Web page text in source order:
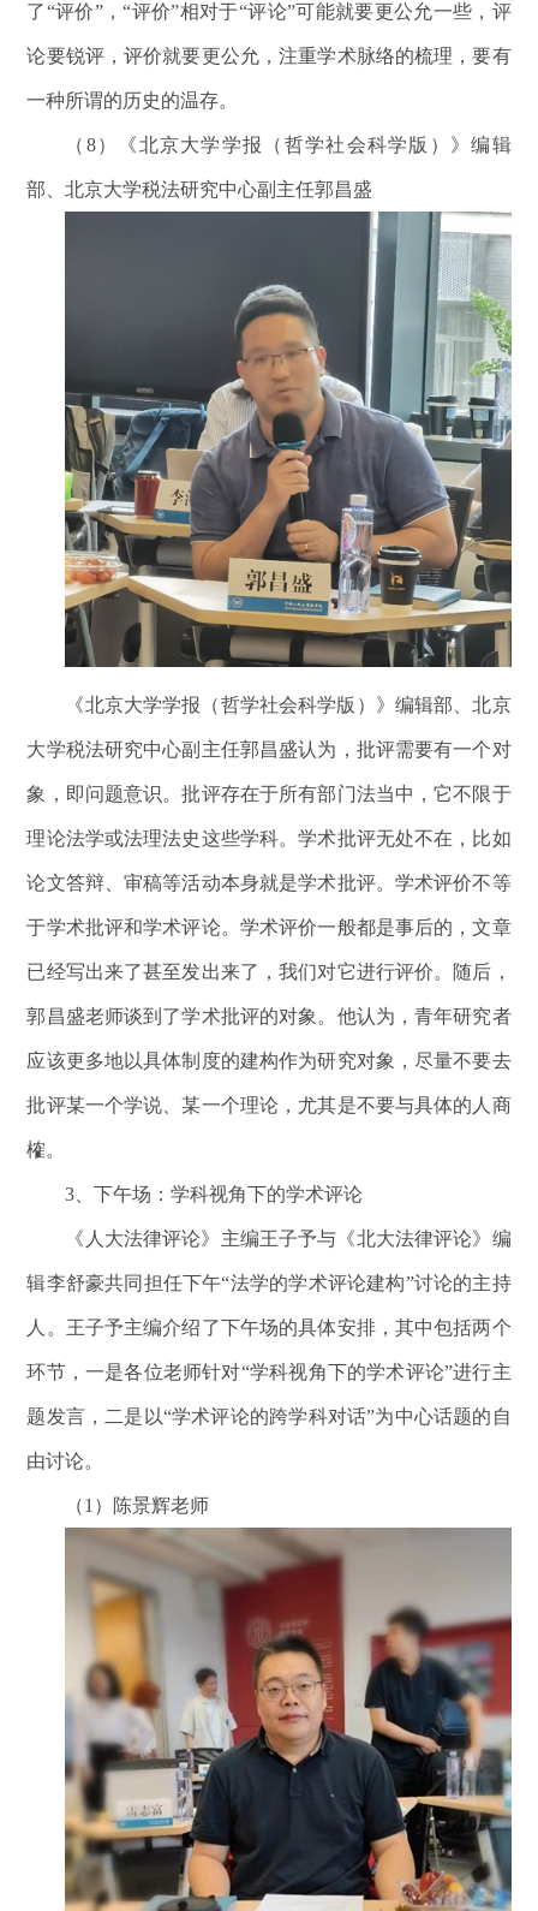
了“评价”，“评价”相对于“评论”可能就要更公允一些，评
论要锐评，评价就要更公允，注重学术脉络的梳理，要有
一种所谓的历史的温存。
（8）《北京大学学报（哲学社会科学版）》编辑
部、北京大学税法研究中心副主任郭昌盛
《北京大学学报（哲学社会科学版）》编辑部、北京
大学税法研究中心副主任郭昌盛认为，批评需要有一个对
象，即问题意识。批评存在于所有部门法当中，它不限于
理论法学或法理法史这些学科。学术批评无处不在，比如
论文答辩、审稿等活动本身就是学术批评。学术评价不等
于学术批评和学术评论。学术评价一般都是事后的，文章
已经写出来了甚至发出来了，我们对它进行评价。随后，
郭昌盛老师谈到了学术批评的对象。他认为，青年研究者
应该更多地以具体制度的建构作为研究对象，尽量不要去
批评某一个学说、某一个理论，尤其是不要与具体的人商
榷。
3 、下午场：学科视角下的学术评论
《人大法律评论》主编王子予与《北大法律评论》编
辑李舒豪共同担任下午“法学的学术评论建构”讨论的主持
人。王子予主编介绍了下午场的具体安排，其中包括两个
环节，一是各位老师针对“学科视角下的学术评论”进行主
题发言，二是以“学术评论的跨学科对话”为中心话题的自
由讨论。
（1）陈景辉老师